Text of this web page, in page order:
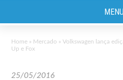
MENU
Home » Mercado »Volkswagen lança
Up e Fox
25/05/2016